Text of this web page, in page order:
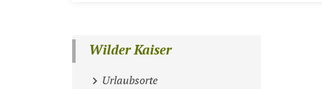
Wilder Kaiser
Urlaubsorte